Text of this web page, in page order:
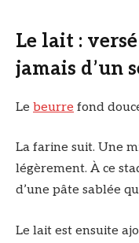
Le lait :
jamais d’un
Le beurre fond
La farine suit. Une
légèrement. À ce
d’une pâte sablée
Le lait est ensuite